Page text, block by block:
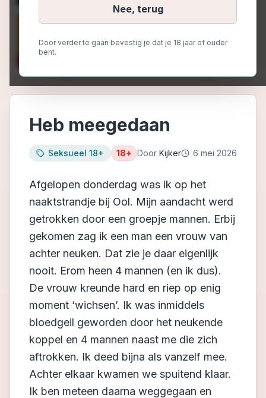
Nee, terug
Door verder te gaan bevestig je dat je 18 jaar of ouder
bent.
Heb meegedaan
Seksueel 18+ 18+ Door Kijker 6 mei 2026
Afgelopen donderdag was ik op het
naaktstrandje bij Ool. Mijn aandacht werd
getrokken door een groepje mannen. Erbij
gekomen zag ik een man een vrouw van
achter neuken. Dat zie je daar eigenlijk
nooit. Erom heen 4 mannen (en ik dus).
De vrouw kreunde hard en riep op enig
moment ‘wichsen’. Ik was inmiddels
bloedgeil geworden door het neukende
koppel en 4 mannen naast me die zich
aftrokken. Ik deed bijna als vanzelf mee.
Achter elkaar kwamen we spuitend klaar.
Ik ben meteen daarna weggegaan en